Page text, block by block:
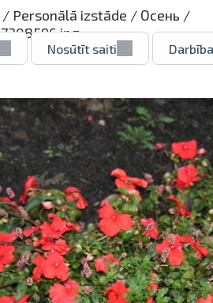
/ Personālā izstāde / Осень /
Nosūtīt saiti